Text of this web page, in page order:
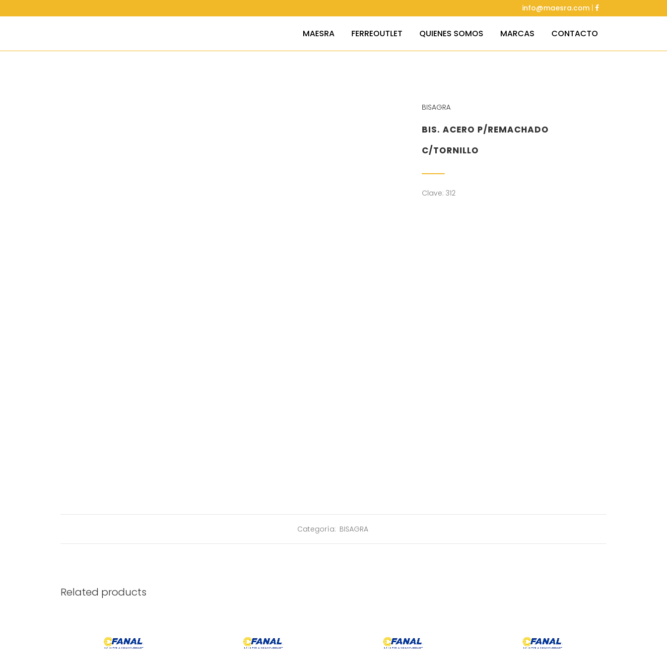
info@maesra.com
MAESRA FERREOUTLET QUIENES SOMOS MARCAS CONTACTO
BISAGRA
BIS. ACERO P/REMACHADO
C/TORNILLO
Clave: 312
Categoría: BISAGRA
Related products